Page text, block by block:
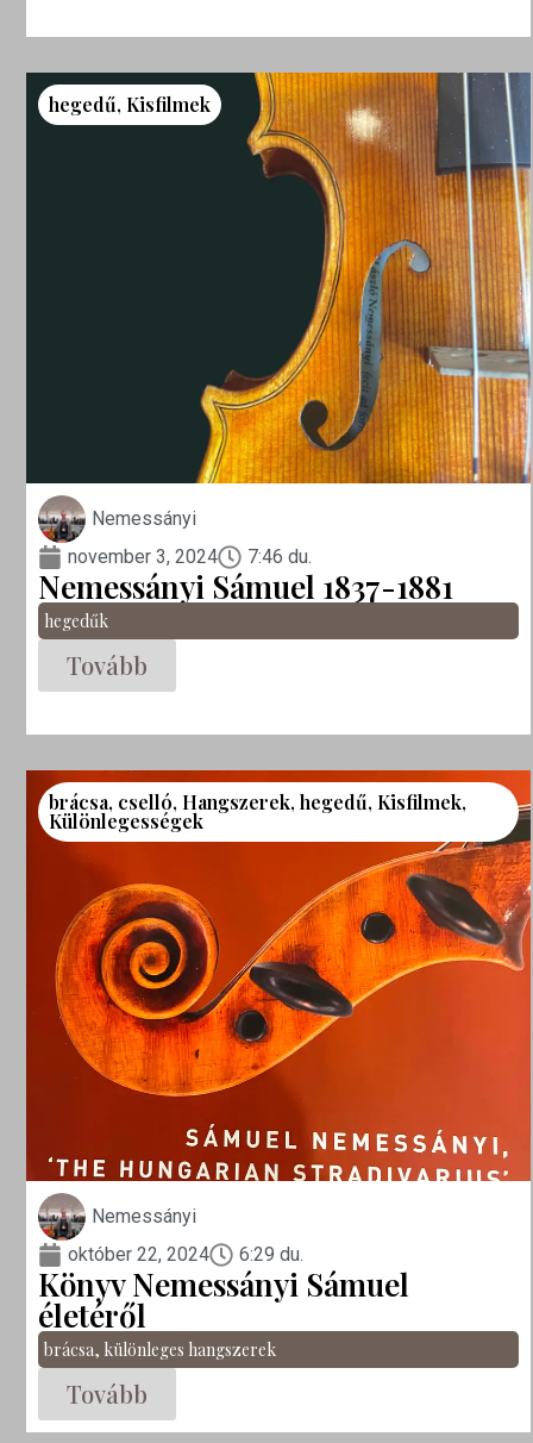
hegedű, Kisfilmek
Nemessányi
november 3, 2024
7:46 du.
Nemessányi Sámuel 1837-1881
hegedűk
Tovább
brácsa, cselló, Hangszerek,hegedű, Kisfilmek,
Különlegességek
Nemessányi
október 22, 2024
6:29 du.
Könyv Nemessányi Sámuel
életéről
brácsa, különleges hangszerek
Tovább